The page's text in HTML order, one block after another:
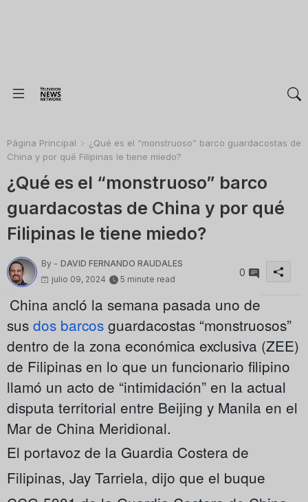
Página Principal
¿Qué es el “monstruoso” barco guardacostas de
China y por qué Filipinas le tiene miedo?
¿Qué es el “monstruoso” barco
guardacostas de China y por qué
Filipinas le tiene miedo?
By - DAVID FERNANDO RAUDALES
julio 09, 2024
5 minute read
0
China ancló la semana pasada uno de
sus dos barcos guardacostas “monstruosos”
dentro de la zona económica exclusiva (ZEE)
de Filipinas en lo que un funcionario filipino
llamó un acto de “intimidación” en la actual
disputa territorial entre Beijing y Manila en el
Mar de China Meridional.
El portavoz de la Guardia Costera de
Filipinas, Jay Tarriela, dijo que el buque